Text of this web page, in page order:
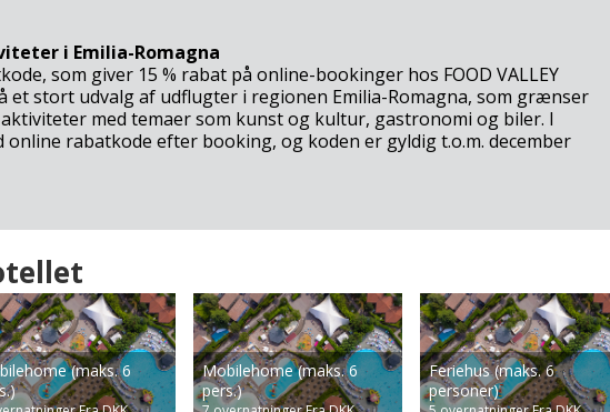
i Emilia-Romagna
som giver 15 % rabat på online-bookinger hos FOOD VALLEY
et stort udvalg af udflugter i regionen Emilia-Romagna, som grænser
med temaer som kunst og kultur, gastronomi og biler. I
rabatkode efter booking, og koden er gyldig t.o.m. december
Gul =
Ankomstdatoen er
måske ledig (kan
bookes/reserveres -
vi vender tilbage med
Rød =
Ankomstdatoen er
udsolgt
Hvid = Ingen
ankomst mulig
kan I bestille og få rabat på billetter til de største forlystelsesparker i
behjælpelige med at bestille billetter til operaforestillingerne i Verona
lång kö när vi checkade in. Däremot skulle vi fylla i en massa uppgifter som
att de kunde fått av Happy Days. Det fanns mycket att göra i anläggningen. Det finns
Happy Days skulle kanske satsa mer på samarbete med dessa så att man kan
middag. Stugan var ren och hade allt vi behövde. Vi är nöjda med vår vistelse på
for hele Glæder ved Gardasøen året rundt
(maks. 6
Mobilehome (maks. 6
pers.)
Feriehus (maks. 6
personer)